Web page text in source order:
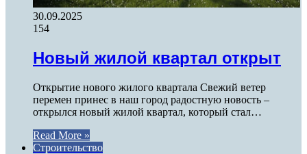
30.09.2025
154
Новый жилой квартал открыт
Открытие нового жилого квартала Свежий ветер
перемен принес в наш город радостную новость –
открылся новый жилой квартал, который стал…
Read More »
Строительство